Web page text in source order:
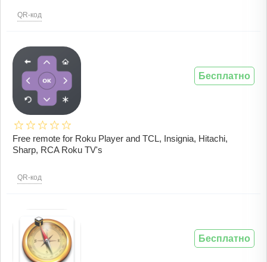
QR-код
Free remote for Roku Player and TCL, Insignia, Hitachi,
Sharp, RCA Roku TV's
QR-код
Бесплатно
Бесплатно